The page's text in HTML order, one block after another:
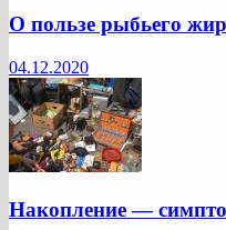
О пользе рыбьего
04.12.2020
Накопление —